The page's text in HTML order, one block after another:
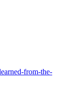
from-the-